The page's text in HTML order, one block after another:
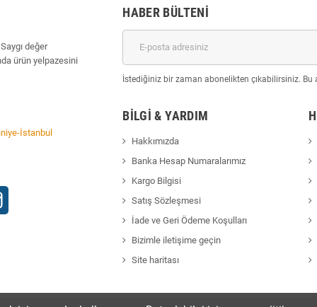
değer
ürün yelpazesini
İstanbul
HABER BÜLTENI
İstediğiniz bir zaman abonelikten çıkabilirsiniz.
BILGI & YARDIM
Hakkımızda
Banka Hesap Numaralarımız
Kargo Bilgisi
Satış Sözleşmesi
İade ve Geri Ödeme Koşulları
Bizimle iletişime geçin
Site haritası